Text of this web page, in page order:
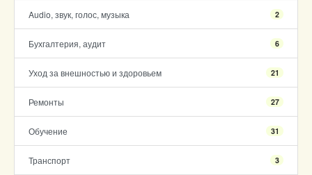
Audio, звук, голос, музыка 2
Бухгалтерия, аудит 6
Уход за внешностью и здоровьем 21
Ремонты 27
Обучение 31
Транспорт 3